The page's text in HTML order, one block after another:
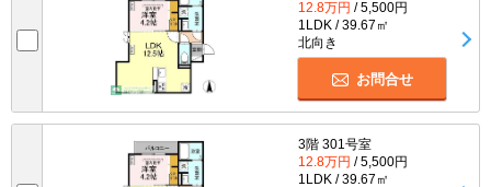
12.8万円 / 5,500円
1LDK / 39.67㎡
北向き
お問合せ
3階 301号室
12.8万円 / 5,500円
1LDK / 39.67㎡